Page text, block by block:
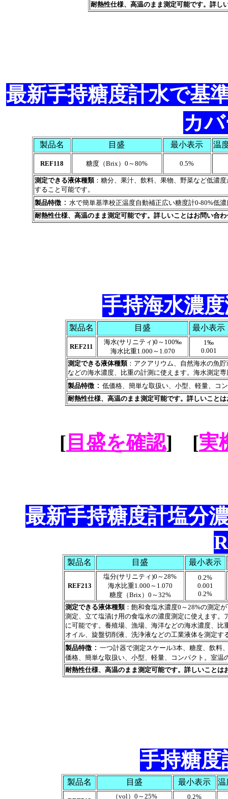
耐熱性仕様、高温のまま測定可能です。詳し
最新手持糖度計水で基
カ
製品名 目盛 最小表示 温
REF118 糖度（Brix）0～80% 0.5%
測定できる液体種類：糖分、果汁、飲料、果物、野菜など低濃
すること可能です。
製品特徴： 水で簡単基準校正温度自動補正広い糖度計0-80%低
耐熱性仕様、高温のまま測定可能です。詳しいことはお問い合
手持海水濃
製品名 目盛 最小表示
REF211
海水(サリニティ)0～100‰
海水比重1.000～1.070
1‰
0.001
測定できる液体種類：アクアリウム、自然海水の魚
などの海水濃度、比重の計測に使えます。海水測定
製品特徴： 低価格、簡単な取扱い、小型、軽量、コ
耐熱性仕様、高温のまま測定可能です。詳しいこと
[ 目盛を確認] [実
最新手持糖度計塩分
製品名 目盛 最小表示
REF213
塩分(サリニティ)0～28%
海水比重1.000～1.070
糖度（Brix）0～32%
0.2%
0.001
0.2%
測定できる液体種類：飽和食塩水濃度0～28%の測定
測定、立て塩漬け用の食塩水の濃度測定に使えます
に可能です。養殖場、漁場、海洋などの海水濃度、
オイル、旋盤切削液、洗浄液などの工業液体を測定す
製品特徴： 一つ計器で測定スケール3本、糖度、飲料
価格、簡単な取扱い、小型、軽量、コンパクト。室
耐熱性仕様、高温のまま測定可能です。詳しいことは
手持糖度
製品名 目盛 最小表示 温
（vol）0～25% 0.2%